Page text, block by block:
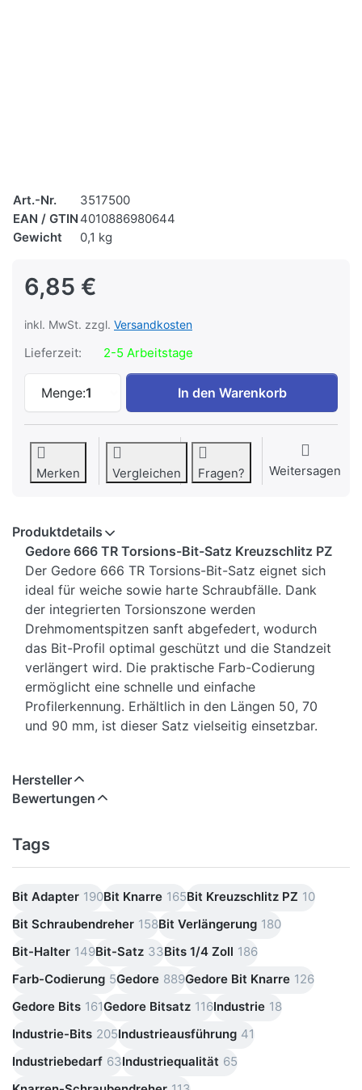
Art.-Nr.
3517500
EAN / GTIN 4010886980644
Gewicht
0,1 kg
6,85 €
inkl. MwSt. zzgl. Versandkosten
Lieferzeit: 2-5 Arbeitstage
Menge:1
Gedore Torsions-Bit-Satz 1/4 Zoll
In den Warenkorb
Merken Vergleichen Fragen? Weitersagen
Produktdetails
Gedore 666 TR Torsions-Bit-Satz Kreuzschlitz PZ
Der Gedore 666 TR Torsions-Bit-Satz eignet sich
ideal für weiche sowie harte Schraubfälle. Dank
der integrierten Torsionszone werden
Drehmomentspitzen sanft abgefedert, wodurch
das Bit-Profil optimal geschützt und die Standzeit
verlängert wird. Die praktische Farb-Codierung
ermöglicht eine schnelle und einfache
Profilerkennung. Erhältlich in den Längen 50, 70
und 90 mm, ist dieser Satz vielseitig einsetzbar.
Kreuzschlitz PZ 1 (2-tlg.)
•Torsions-Bit-Satz:
Zoll (zöllig)
Lieferumfang:
1× Gedore 666 TR50 PZ1-02 Torsions-Bit-Satz (2-
tlg., Kreuzschlitz PZ 1)
Hersteller
Bewertungen
Tags
Bit Adapter 190Bit Knarre 165Bit Kreuzschlitz PZ 10
Bit Schraubendreher 158Bit Verlängerung 180
Bit-Halter 149Bit-Satz 33Bits 1/4 Zoll 186
Farb-Codierung 5Gedore 889Gedore Bit Knarre 126
Gedore Bits 161Gedore Bitsatz 116Industrie 18
Industrie-Bits 205Industrieausführung 41
Industriebedarf 63Industriequalität 65